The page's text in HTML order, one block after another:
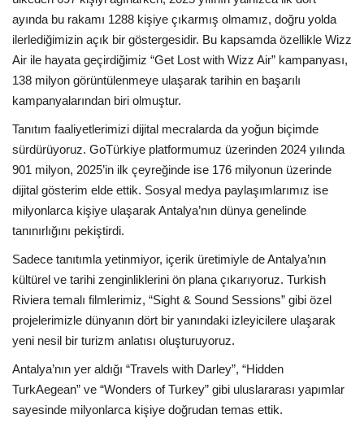
ayında bu rakamı 1288 kişiye çıkarmış olmamız, doğru yolda
ilerlediğimizin açık bir göstergesidir. Bu kapsamda özellikle Wizz
Air ile hayata geçirdiğimiz “Get Lost with Wizz Air” kampanyası,
138 milyon görüntülenmeye ulaşarak tarihin en başarılı
kampanyalarından biri olmuştur.
Tanıtım faaliyetlerimizi dijital mecralarda da yoğun biçimde
sürdürüyoruz. GoTürkiye platformumuz üzerinden 2024 yılında
901 milyon, 2025’in ilk çeyreğinde ise 176 milyonun üzerinde
dijital gösterim elde ettik. Sosyal medya paylaşımlarımız ise
milyonlarca kişiye ulaşarak Antalya’nın dünya genelinde
tanınırlığını pekiştirdi.
Sadece tanıtımla yetinmiyor, içerik üretimiyle de Antalya’nın
kültürel ve tarihi zenginliklerini ön plana çıkarıyoruz. Turkish
Riviera temalı filmlerimiz, “Sight & Sound Sessions” gibi özel
projelerimizle dünyanın dört bir yanındaki izleyicilere ulaşarak
yeni nesil bir turizm anlatısı oluşturuyoruz.
Antalya’nın yer aldığı “Travels with Darley”, “Hidden
TurkAegean” ve “Wonders of Turkey” gibi uluslararası yapımlar
sayesinde milyonlarca kişiye doğrudan temas ettik.